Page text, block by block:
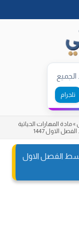
تلجرام
»مادة المهارات الحياتية
الاول 1447
الفصل الاول